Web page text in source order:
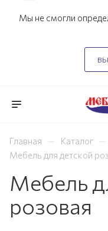
Мы не смогли
Главная — Каталог —
Мебель для детской
Мебель
розовая